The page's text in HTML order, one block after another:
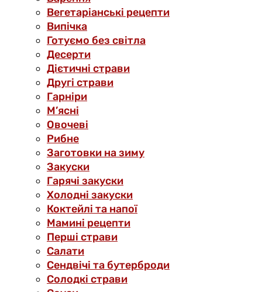
Вегетаріанські рецепти
Випічка
Готуємо без світла
Десерти
Дієтичні страви
Другі страви
Гарніри
М’ясні
Овочеві
Рибне
Заготовки на зиму
Закуски
Гарячі закуски
Холодні закуски
Коктейлі та напої
Мамині рецепти
Перші страви
Салати
Сендвічі та бутерброди
Солодкі страви